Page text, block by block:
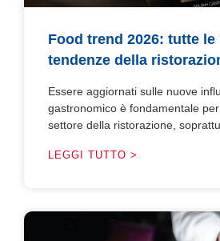
Food trend 2026: tutte le
tendenze della
Essere aggiornati sulle nuove
gastronomico è fondamentale
settore della ristorazione,
LEGGI TUTTO >